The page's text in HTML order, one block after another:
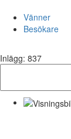
Vänner
Besökare
Inlägg: 837